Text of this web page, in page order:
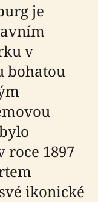
je
v
bohatou
roce 1897
ikonické